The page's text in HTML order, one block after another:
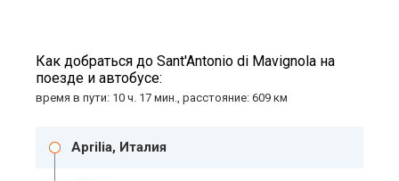
Как добраться до Sant'Antonio di Mavignola на
поезде и автобусе:
время в пути: 10 ч. 17 мин., расстояние: 609 км
Aprilia, Италия